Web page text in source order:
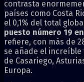
contrasta
países como Costa
el 0,1% del total
puesto número 19
refiere, con más de
se añade el increíble
de Casariego,
Europa.